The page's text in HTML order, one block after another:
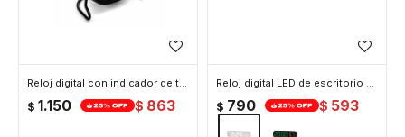
Reloj digital con indicador de temperatura Cuadrado Negro - Azul
$ 1.150 $ 863
Reloj digital LED de escritorio - Blanco
$ 790 $ 593